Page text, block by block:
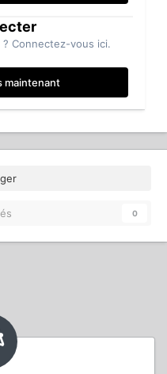
Connectez-vous ici.
maintenant
0